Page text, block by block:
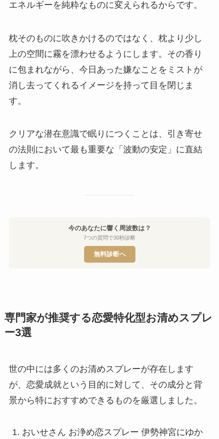
エネルギーを純粋なものに変えられるからです。
枕そのものに吹きかけるのではなく、枕より少し
上の空間に霧を漂わせるようにします。その香り
に包まれながら、今日あった嫌なことをミストが
消し去ってくれるイメージを持って目を閉じま
す。
クリアな潜在意識で眠りにつくことは、引き寄せ
の法則において最も重要な「波動の安定」に直結
します。
今のあなたに響く周波数は？
7つの質問で30秒診断
無料診断へ
専門家が推奨する恋愛特化型お清めスプレ
ー3選
世の中には多くのお清めスプレーが存在します
が、恋愛成就という目的に対して、その成分と背
景から特におすすめできるものを厳選しました。
おいせさん お浄め恋スプレー 伊勢神宮にゆか